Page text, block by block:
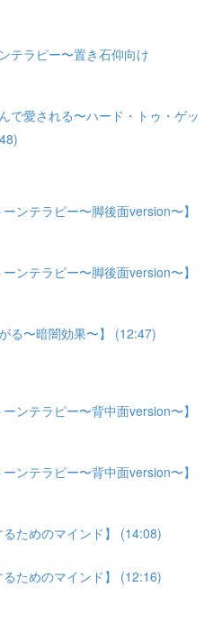
テラピー〜置き石仰向け
で愛される〜ハード・トゥ・ゲッ
ンテラピー〜脚後面version〜】
ンテラピー〜脚後面version〜】
る〜暗闇効果〜】 (12:47)
ンテラピー〜背中面version〜】
ンテラピー〜背中面version〜】
ためのマインド】 (14:08)
ためのマインド】 (12:16)